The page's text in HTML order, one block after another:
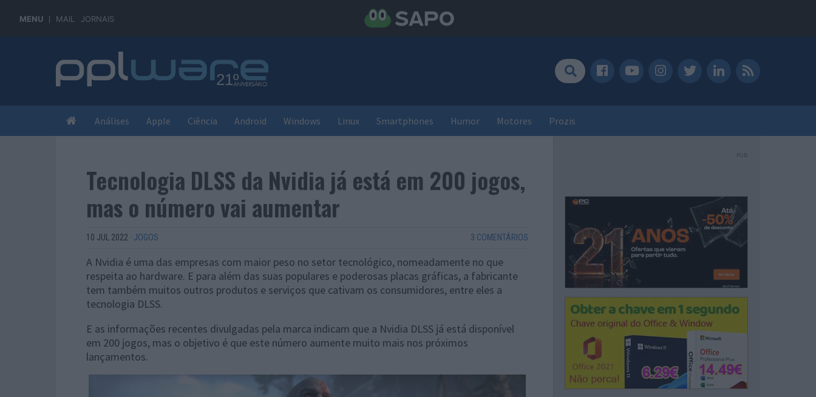
MENU MAIL JORNAIS
Análises Apple Ciência Android Windows Linux Smartphones Humor Motores Prozis
Tecnologia DLSS da Nvidia já está em 200 jogos,
mas o número vai aumentar
10 JUL 2022 · JOGOS 3 COMENTÁRIOS
A Nvidia é uma das empresas com maior peso no setor tecnológico, nomeadamente no que
respeita ao hardware. E para além das suas populares e poderosas placas gráficas, a fabricante
tem também muitos outros produtos e serviços que cativam os consumidores, entre eles a
tecnologia DLSS.
E as informações recentes divulgadas pela marca indicam que a Nvidia DLSS já está disponível
em 200 jogos, mas o objetivo é que este número aumente muito mais nos próximos
lançamentos.
PUB